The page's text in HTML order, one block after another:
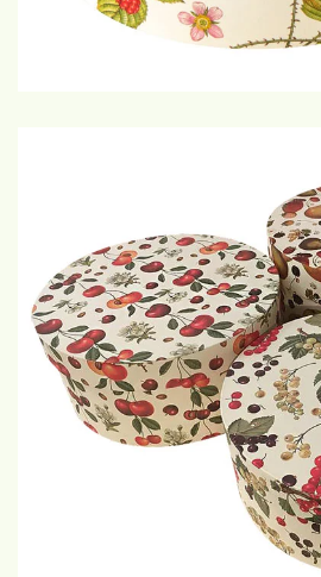
€75,-
GROTE